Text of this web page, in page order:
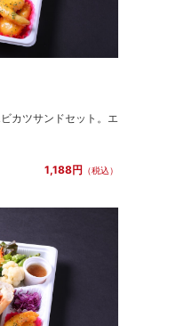
カツサンドセット。エ
1,188円 （税込）